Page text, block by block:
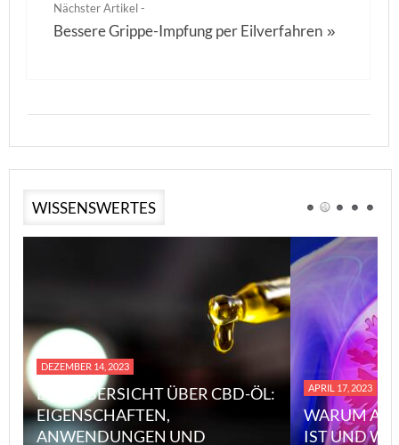
Nächster Artikel -
Bessere Grippe-Impfung per Eilverfahren »
WISSENSWERTES
DEZEMBER 14, 2023
EINE ÜBERSICHT ÜBER CBD-ÖL:
EIGENSCHAFTEN,
ANWENDUNGEN UND
APRIL 17, 2023
WARUM
IST UND